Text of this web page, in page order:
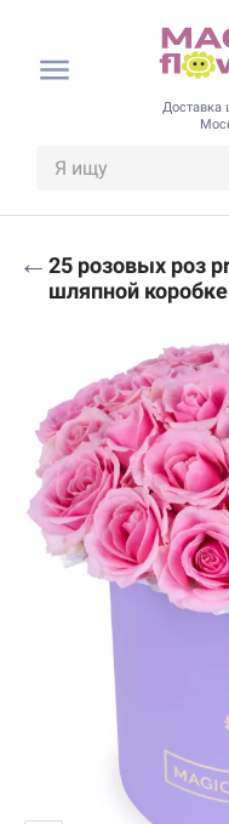
Доставка
← 25 розовых роз
шляпной коробке